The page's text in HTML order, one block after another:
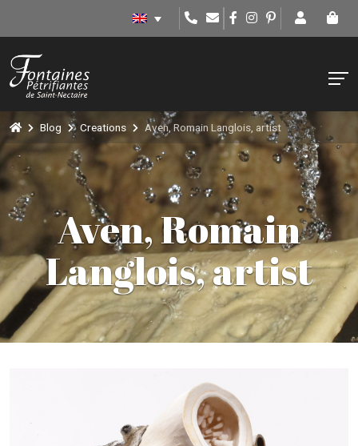
Blog Creations Aven, Romain Langlois, artist
Aven, Romain
Langlois, artist